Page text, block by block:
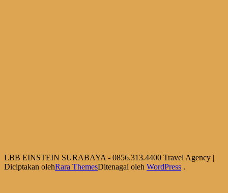
LBB EINSTEIN SURABAYA - 0856.313.4400 Travel Agency |
Diciptakan olehRara ThemesDitenagai oleh WordPress .